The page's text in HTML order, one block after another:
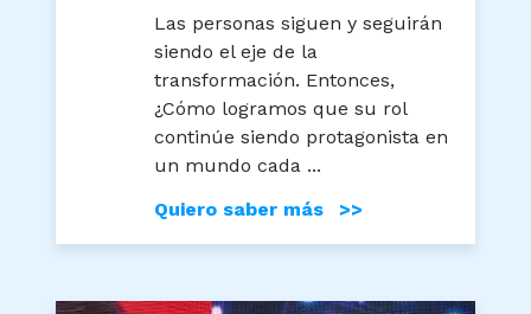
Las personas siguen y seguirán
siendo el eje de la
transformación. Entonces,
¿Cómo logramos que su rol
continúe siendo protagonista en
un mundo cada ...
Quiero saber más >>